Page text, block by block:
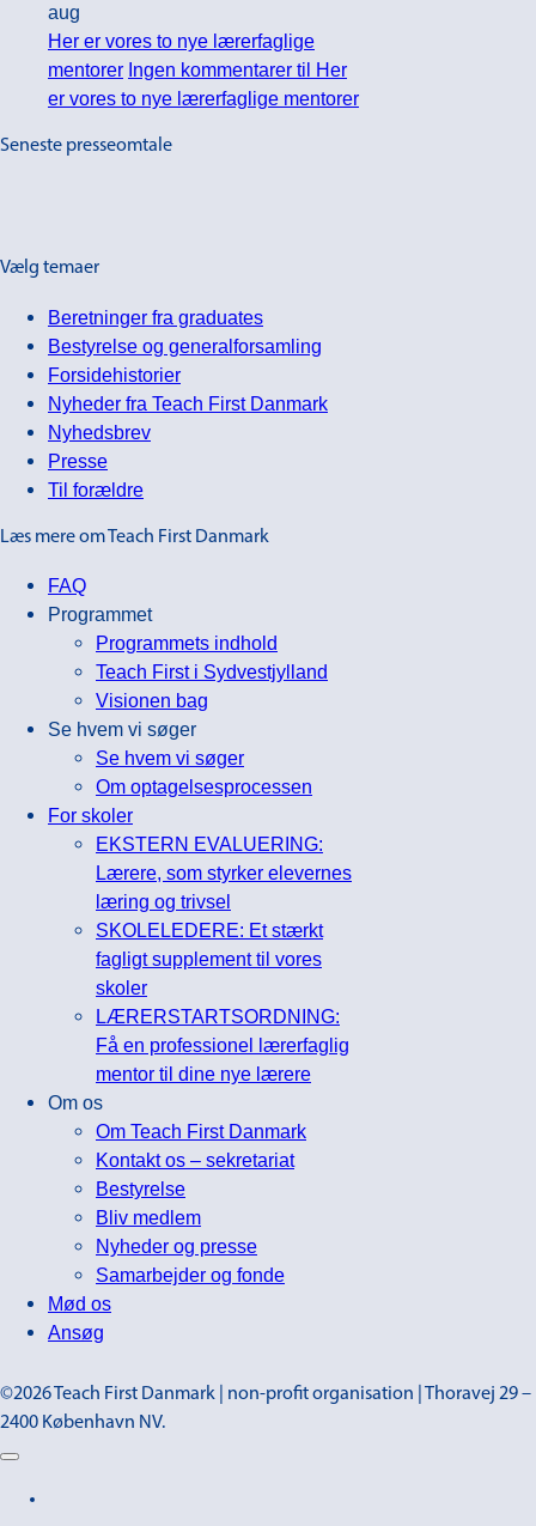
aug
Her er vores to nye lærerfaglige
mentorer Ingen kommentarer til Her
er vores to nye lærerfaglige mentorer
Seneste presseomtale
Vælg temaer
Beretninger fra graduates
Bestyrelse og generalforsamling
Forsidehistorier
Nyheder fra Teach First Danmark
Nyhedsbrev
Presse
Til forældre
Læs mere om Teach First Danmark
FAQ
Programmet
Programmets indhold
Teach First i Sydvestjylland
Visionen bag
Se hvem vi søger
Se hvem vi søger
Om optagelsesprocessen
For skoler
EKSTERN EVALUERING:
Lærere, som styrker elevernes
læring og trivsel
SKOLELEDERE: Et stærkt
fagligt supplement til vores
skoler
LÆRERSTARTSORDNING:
Få en professionel lærerfaglig
mentor til dine nye lærere
Om os
Om Teach First Danmark
Kontakt os – sekretariat
Bestyrelse
Bliv medlem
Nyheder og presse
Samarbejder og fonde
Mød os
Ansøg
©2026 Teach First Danmark | non-profit organisation | Thoravej 29 –
2400 København NV.